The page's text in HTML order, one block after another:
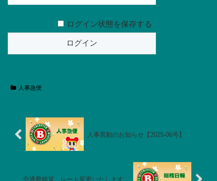
ログイン状態を保存する
人事急便
人事異動のお知らせ【2025-06号】
交通費精算、レート変更いたします。